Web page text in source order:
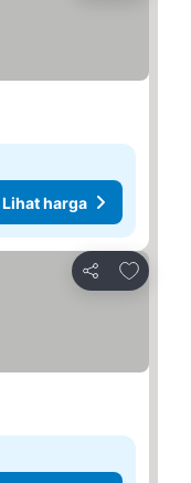
Lihat harga
Bagikan